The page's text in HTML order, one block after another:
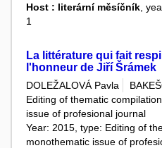
Host : literární měsíčník,
1
La littérature qui fait
l'honneur de Jiří Šrámek
DOLEŽALOVÁ Pavla
Editing of thematic
issue of profesional journal
Year: 2015, type: Editing of
monothematic issue of